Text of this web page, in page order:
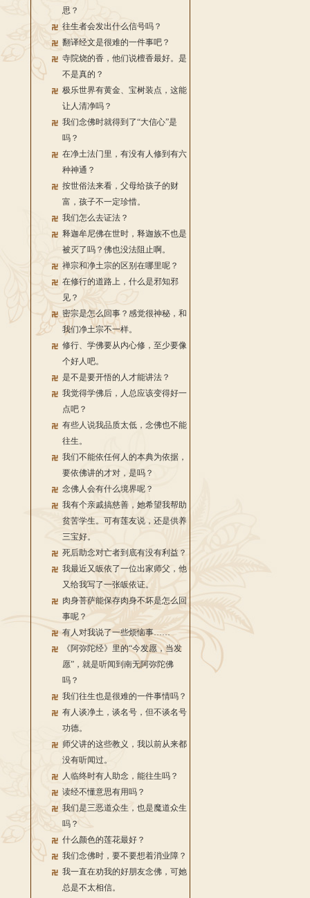
思？
往生者会发出什么信号吗？
翻译经文是很难的一件事吧？
寺院烧的香，他们说檀香最好。是
不是真的？
极乐世界有黄金、宝树装点，这能
让人清净吗？
我们念佛时就得到了“大信心”是
吗？
在净土法门里，有没有人修到有六
种神通？
按世俗法来看，父母给孩子的财
富，孩子不一定珍惜。
我们怎么去证法？
释迦牟尼佛在世时，释迦族不也是
被灭了吗？佛也没法阻止啊。
禅宗和净土宗的区别在哪里呢？
在修行的道路上，什么是邪知邪
见？
密宗是怎么回事？感觉很神秘，和
我们净土宗不一样。
修行、学佛要从内心修，至少要像
个好人吧。
是不是要开悟的人才能讲法？
我觉得学佛后，人总应该变得好一
点吧？
有些人说我品质太低，念佛也不能
往生。
我们不能依任何人的本典为依据，
要依佛讲的才对，是吗？
念佛人会有什么境界呢？
我有个亲戚搞慈善，她希望我帮助
贫苦学生。可有莲友说，还是供养
三宝好。
死后助念对亡者到底有没有利益？
我最近又皈依了一位出家师父，他
又给我写了一张皈依证。
肉身菩萨能保存肉身不坏是怎么回
事呢？
有人对我说了一些烦恼事……
《阿弥陀经》里的“今发愿，当发
愿”，就是听闻到南无阿弥陀佛
吗？
我们往生也是很难的一件事情吗？
有人谈净土，谈名号，但不谈名号
功德。
师父讲的这些教义，我以前从来都
没有听闻过。
人临终时有人助念，能往生吗？
读经不懂意思有用吗？
我们是三恶道众生，也是魔道众生
吗？
什么颜色的莲花最好？
我们念佛时，要不要想着消业障？
我一直在劝我的好朋友念佛，可她
总是不太相信。